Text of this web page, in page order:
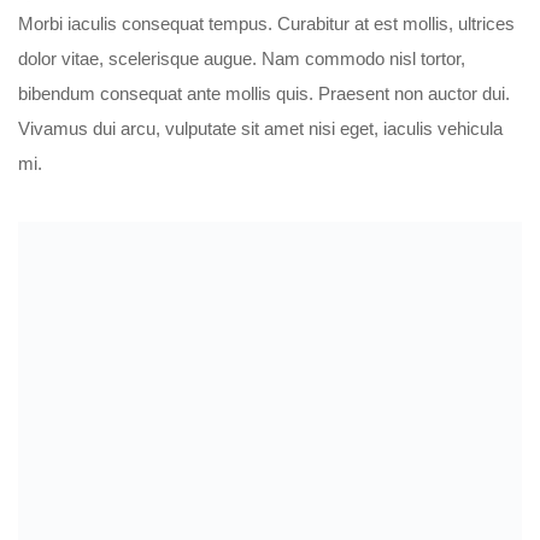
Morbi iaculis consequat tempus. Curabitur at est mollis, ultrices
dolor vitae, scelerisque augue. Nam commodo nisl tortor,
bibendum consequat ante mollis quis. Praesent non auctor dui.
Vivamus dui arcu, vulputate sit amet nisi eget, iaculis vehicula
mi.